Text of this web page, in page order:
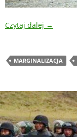
Czytaj dalej →
MARGINALIZACJA